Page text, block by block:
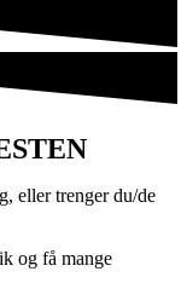
eller trenger du/de
og få mange